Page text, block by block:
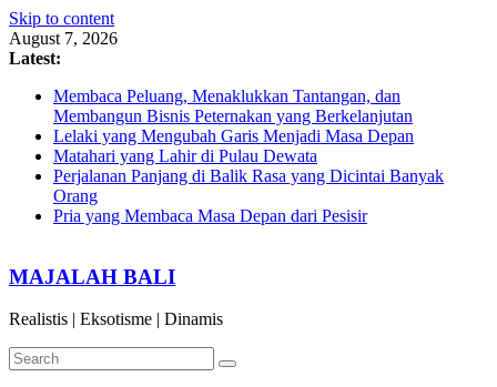
Skip to content
August 7, 2026
Latest:
Membaca Peluang, Menaklukkan Tantangan, dan
Membangun Bisnis Peternakan yang Berkelanjutan
Lelaki yang Mengubah Garis Menjadi Masa Depan
Matahari yang Lahir di Pulau Dewata
Perjalanan Panjang di Balik Rasa yang Dicintai Banyak
Orang
Pria yang Membaca Masa Depan dari Pesisir
MAJALAH BALI
Realistis | Eksotisme | Dinamis